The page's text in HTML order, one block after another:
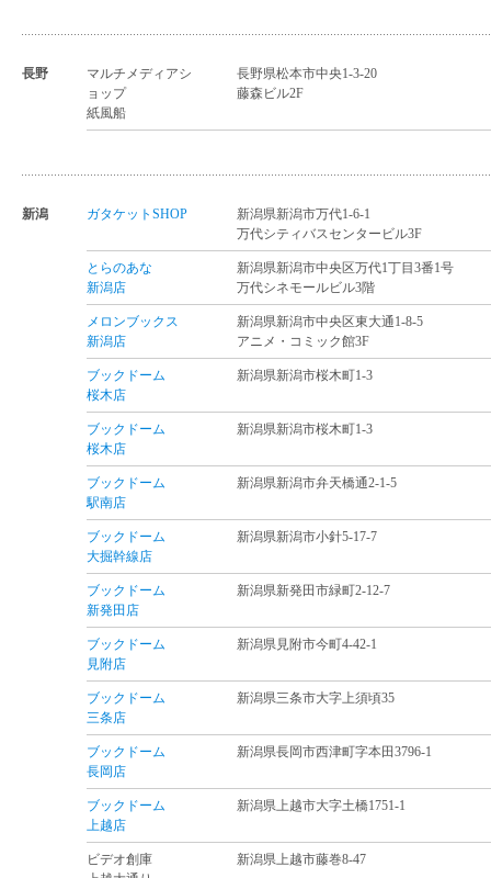
長野
マルチメディアシ
ョップ
紙風船
長野県松本市中央1-3-20
藤森ビル2F
新潟 ガタケットSHOP
新潟県新潟市万代1-6-1
万代シティバスセンタービル3F
とらのあな
新潟店
新潟県新潟市中央区万代1丁目3番1号
万代シネモールビル3階
メロンブックス
新潟店
新潟県新潟市中央区東大通1-8-5
アニメ・コミック館3F
ブックドーム
桜木店
新潟県新潟市桜木町1-3
ブックドーム
桜木店
新潟県新潟市桜木町1-3
ブックドーム
駅南店
新潟県新潟市弁天橋通2-1-5
ブックドーム
大掘幹線店
新潟県新潟市小針5-17-7
ブックドーム
新発田店
新潟県新発田市緑町2-12-7
ブックドーム
見附店
新潟県見附市今町4-42-1
ブックドーム
三条店
新潟県三条市大字上須頃35
ブックドーム
長岡店
新潟県長岡市西津町字本田3796-1
ブックドーム
上越店
新潟県上越市大字土橋1751-1
ビデオ創庫
新潟県上越市藤巻8-47